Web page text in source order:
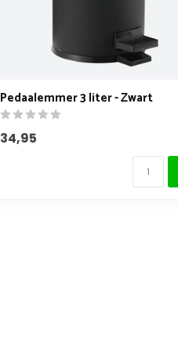
Pedaalemmer 3 liter - Zwart
34,95